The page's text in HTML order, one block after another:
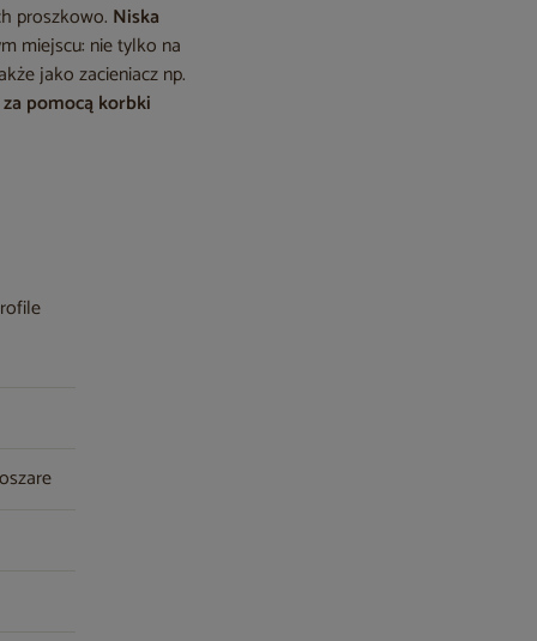
proszkowo. Niska
miejscu: nie tylko na
jako zacieniacz np.
za pomocą korbki